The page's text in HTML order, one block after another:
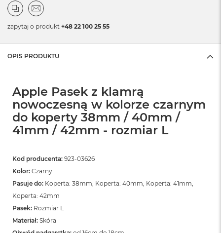
zapytaj o produkt +48 22 100 25 55
OPIS PRODUKTU
Apple Pasek z klamrą
nowoczesną w kolorze czarnym
do koperty 38mm / 40mm /
41mm / 42mm - rozmiar L
Kod producenta: 923-03626
Kolor: Czarny
Pasuje do: Koperta: 38mm, Koperta: 40mm, Koperta: 41mm,
Koperta: 42mm
Pasek: Rozmiar L
Materiał: Skóra